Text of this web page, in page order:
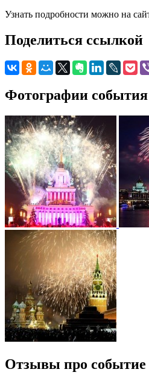
Узнать подробности можно на
Поделиться ссылкой
Фотографии события
Отзывы про событие